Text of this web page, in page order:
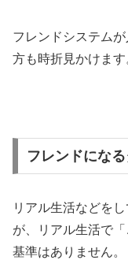
フレンドシステム
方も時折見かけます
フレンドにな
リアル生活などを
が、リアル生活で
基準はありません。